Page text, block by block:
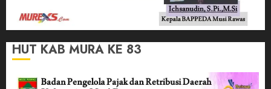
HUT KAB MURA KE 83